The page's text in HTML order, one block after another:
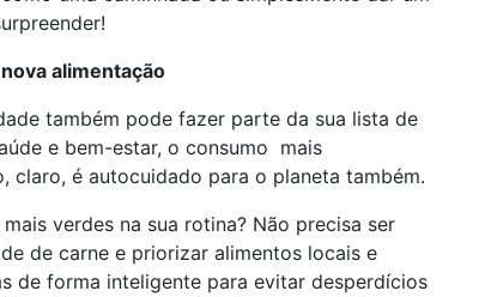
alimentação
também pode fazer parte da sua lista de
e bem-estar, o consumo mais
claro, é autocuidado para o planeta também.
verdes na sua rotina? Não precisa ser
de carne e priorizar alimentos locais e
de forma inteligente para evitar desperdícios